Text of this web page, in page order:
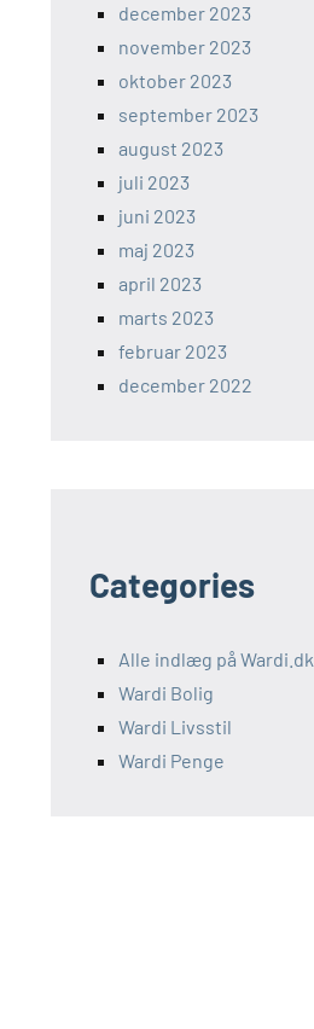
december 2023
november 2023
oktober 2023
september 2023
august 2023
juli 2023
juni 2023
maj 2023
april 2023
marts 2023
februar 2023
december 2022
Categories
Alle indlæg på Wardi.dk
Wardi Bolig
Wardi Livsstil
Wardi Penge